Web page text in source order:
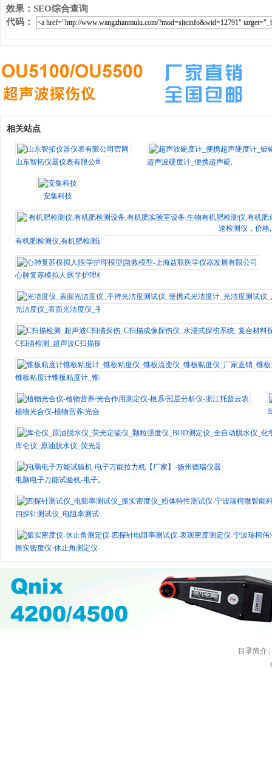
效果 ： SEO综合查询
代码 ：
相关站点
山东智拓仪器仪表有限公司官网 超声波硬度计_便携超声硬度计_镀铬
安集科技
有机肥检测仪,有机肥检测设备,有机肥实验室设备,生物有机肥检测仪,有机肥化
心肺复苏模拟人|医学护理模型|急救模型-上海益联医学仪器发展有限公司
光洁度仪_表面光洁度仪_手持光洁度测试仪_便携式光洁度计_光洁度测试仪_厂
C扫描检测_超声波C扫描探伤_C扫描成像探伤仪_水浸式探伤系统_复合材料探
锥板粘度计锥板粘度计_锥板粘度仪_锥板流变仪_锥板黏度仪_厂家直销_锥板剪
植物光合仪-植物营养/光合作用测定仪-根系/冠层分析仪-浙江托普云农
库仑仪_原油脱水仪_荧光定硫仪_颗粒强度仪_BOD测定仪_全自动脱水仪_化学
电脑电子万能试验机-电子万能拉力机【厂家】-扬州德瑞仪器
四探针测试仪_电阻率测试仪_振实密度仪_粉体特性测试仪-宁波瑞柯微智能科技
振实密度仪-休止角测定仪-四探针电阻率测试仪-表观密度测定仪-宁波瑞柯伟业
目录简介